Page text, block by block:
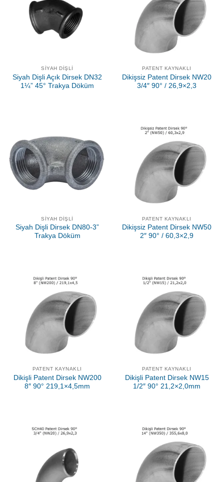
SIYAH DIŞLI
Siyah Dişli Açık Dirsek DN32
1¼” 45° Trakya Döküm
PATENT KAYNAKLI
Dikişsiz Patent Dirsek NW20
3/4″ 90° / 26,9×2,3
SIYAH DIŞLI
Siyah Dişli Dirsek DN80-3”
Trakya Döküm
PATENT KAYNAKLI
Dikişsiz Patent Dirsek NW50
2″ 90° / 60,3×2,9
PATENT KAYNAKLI
Dikişli Patent Dirsek NW200
8″ 90° 219,1×4,5mm
PATENT KAYNAKLI
Dikişli Patent Dirsek NW15
1/2″ 90° 21,2×2,0mm